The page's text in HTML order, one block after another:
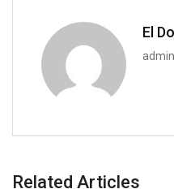
El
Related Articles